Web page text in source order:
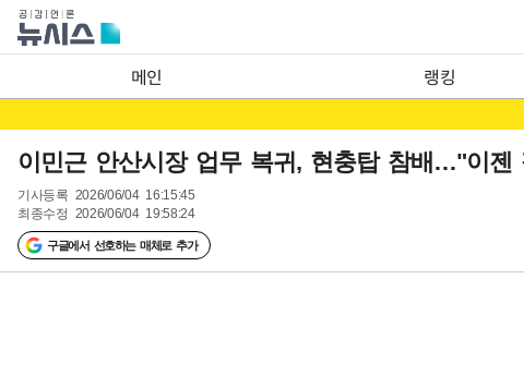
메인 랭킹
이민근 안산시장 업무 복귀, 현충탑 참배…"이젠
기사등록 2026/06/04 16:15:45
최종수정 2026/06/04 19:58:24
구글에서 선호하는 매체로 추가